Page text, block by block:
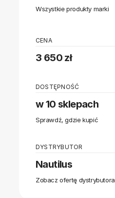
Wszystkie produkty marki
CENA
3 650 zł
DOSTĘPNOŚĆ
w 10 sklepach
Sprawdź, gdzie kupić
DYSTRYBUTOR
Nautilus
Zobacz ofertę dystrybutora